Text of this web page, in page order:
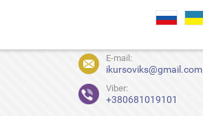
E-mail:
ikursoviks@gmail.com
Viber:
+380681019101